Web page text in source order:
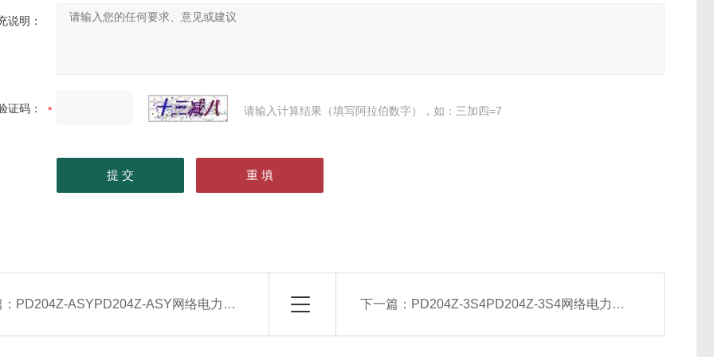
说明：
证码： 请输入计算结果（填写阿拉伯数字），如：三加四=7
PD204Z-ASYPD204Z-ASY网络电力仪表 下一篇： PD204Z-3S4PD204Z-3S4网络电力仪表